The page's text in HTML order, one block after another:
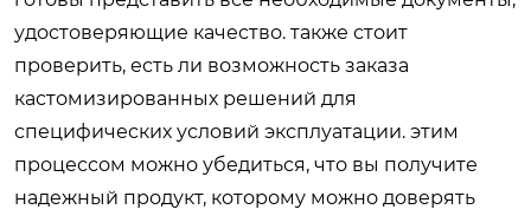
удостоверяющие качество. также стоит
проверить, есть ли возможность заказа
кастомизированных решений для
специфических условий эксплуатации. этим
процессом можно убедиться, что вы получите
надежный продукт, которому можно доверять